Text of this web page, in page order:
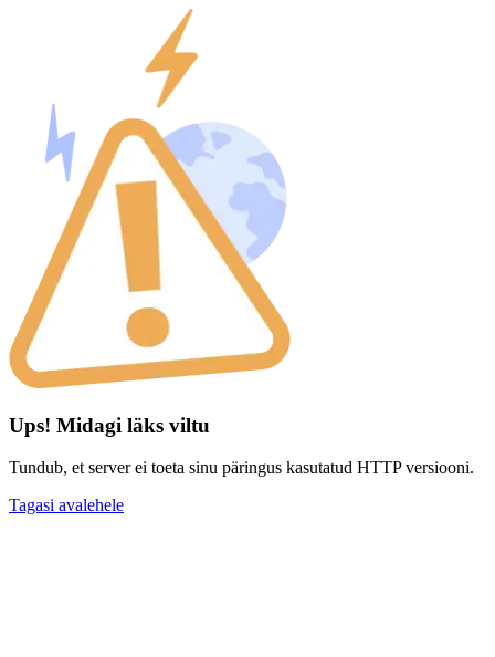
Ups! Midagi läks viltu
Tundub, et server ei toeta sinu päringus kasutatud HTTP versiooni.
Tagasi avalehele